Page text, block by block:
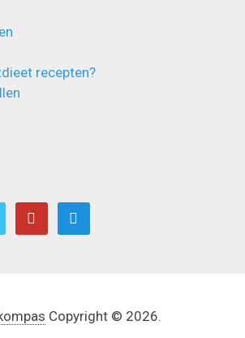
recepten?
Copyright © 2026.